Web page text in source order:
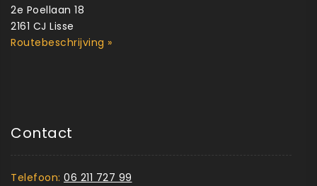
2e Poellaan 18
2161 CJ Lisse
Routebeschrijving »
Contact
Telefoon: 06 211 727 99